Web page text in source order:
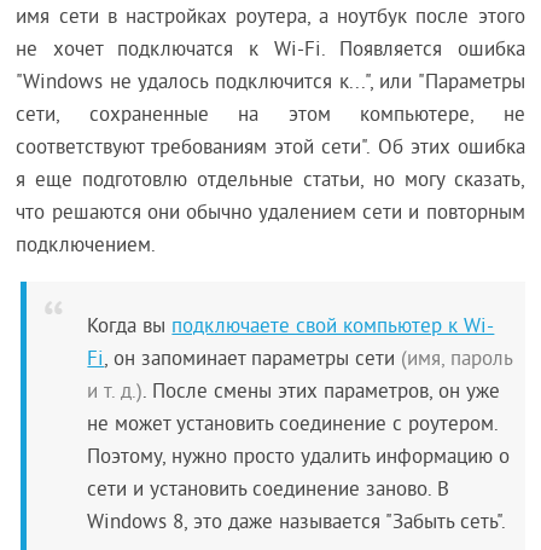
имя сети в настройках роутера, а ноутбук после этого
не хочет подключатся к Wi-Fi. Появляется ошибка
"Windows не удалось подключится к...", или "Параметры
сети, сохраненные на этом компьютере, не
соответствуют требованиям этой сети". Об этих ошибка
я еще подготовлю отдельные статьи, но могу сказать,
что решаются они обычно удалением сети и повторным
подключением.
Когда выподключаете свой компьютер к Wi-
Fi, он запоминает параметры сети (имя, пароль
и т. д.). После смены этих параметров, он уже
не может установить соединение с роутером.
Поэтому, нужно просто удалить информацию о
сети и установить соединение заново. В
Windows 8, это даже называется "Забыть сеть".